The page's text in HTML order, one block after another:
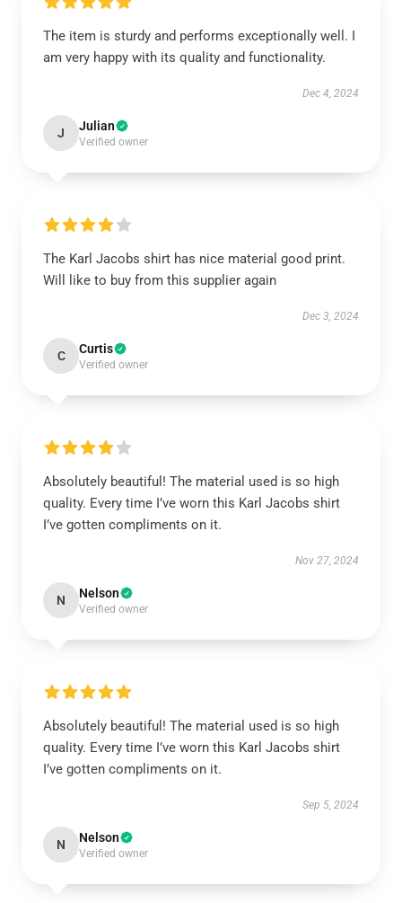
The item is sturdy and performs exceptionally well. I
am very happy with its quality and functionality.
Dec 4, 2024
J Julian
Verified owner
The Karl Jacobs shirt has nice material good print.
Will like to buy from this supplier again
Dec 3, 2024
C Curtis
Verified owner
Absolutely beautiful! The material used is so high
quality. Every time I’ve worn this Karl Jacobs shirt
I’ve gotten compliments on it.
Nov 27, 2024
N Nelson
Verified owner
Absolutely beautiful! The material used is so high
quality. Every time I’ve worn this Karl Jacobs shirt
I’ve gotten compliments on it.
Sep 5, 2024
N Nelson
Verified owner